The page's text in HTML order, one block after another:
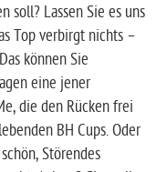
soll? Lassen Sie es uns
Top verbirgt nichts –
können Sie
eine jener
die den Rücken frei
BH Cups. Oder
Störendes